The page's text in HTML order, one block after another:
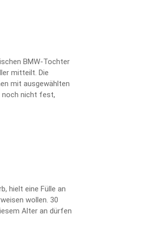
BMW-Tochter
mitteilt. Die
mit ausgewählten
noch nicht fest,
hielt eine Fülle an
wollen. 30
Alter an dürfen